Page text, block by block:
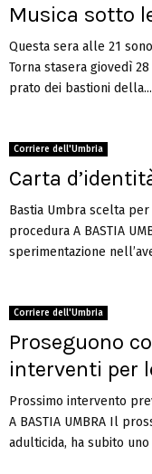
Musica sotto
Questa sera alle 21
Torna stasera giovedì
prato dei bastioni della...
Corriere dell'Umbria
Carta
Bastia Umbra scelta
procedura A BASTIA
sperimentazione
Corriere dell'Umbria
Proseguono
interventi per
Prossimo intervento
A BASTIA UMBRA Il
adulticida, ha subito